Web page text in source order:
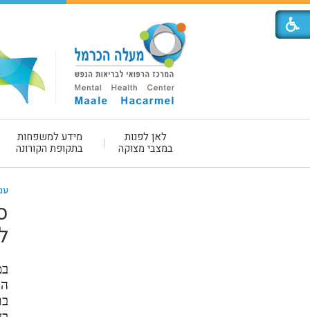
לאן לפנות
במצבי מצוקה
מידע למשפחות
בתקופת הקורונה